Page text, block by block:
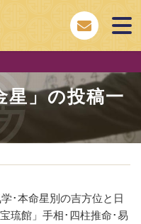
星」の投稿一
･本命星別の吉方位と日
琉館」手相･四柱推命･易